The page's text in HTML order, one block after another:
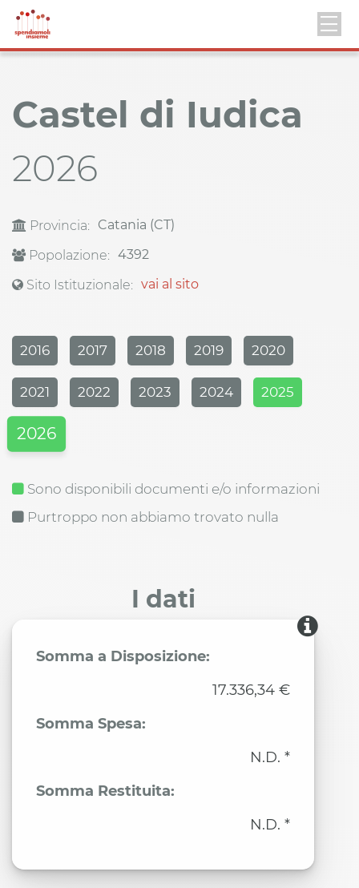
Castel di Iudica
2026
Provincia:
Catania (CT)
Popolazione: 4392
Sito Istituzionale: vai al sito
2016 2017 2018 2019 2020
2021 2022 2023 2024 2025
2026
Sono disponibili documenti e/o informazioni
Purtroppo non abbiamo trovato nulla
I dati
Somma a Disposizione:
17.336,34 €
Somma Spesa:
N.D. *
Somma Restituita:
N.D. *